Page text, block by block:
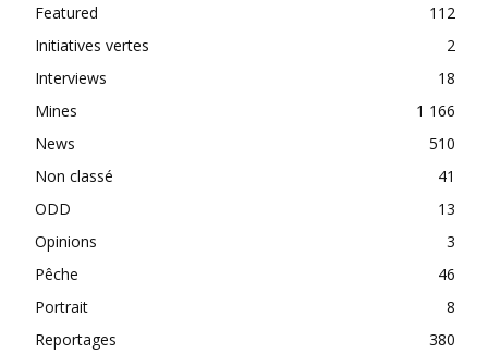
Featured
112
Initiatives vertes
2
Interviews
18
Mines
1 166
News
510
Non classé
41
ODD
13
Opinions
3
Pêche
46
Portrait
8
Reportages
380